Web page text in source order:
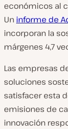
económicos al
Un informe de
incorporan la
márgenes 4,7
Las empresas
soluciones
satisfacer esta
emisiones de
innovación